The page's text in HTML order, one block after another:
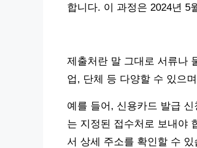
합니다. 이 과정은 2024년 5
제출처란 말 그대로 서류나
업, 단체 등 다양할 수 있으
예를 들어, 신용카드 발급
는 지정된 접수처로 보내야
서 상세 주소를 확인할 수 있